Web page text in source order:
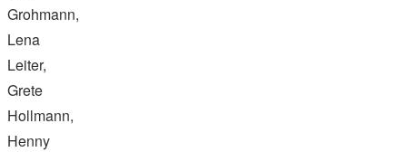
Grohmann,
Lena
Leiter,
Grete
Hollmann,
Henny